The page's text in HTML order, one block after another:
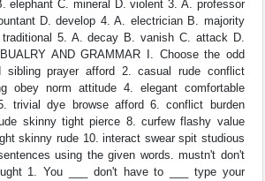
elephant C. mineral D. violent 3. A. professor
D. develop 4. A. electrician B. majority
traditional 5. A. decay B. vanish C. attack D.
AND GRAMMAR I. Choose the odd
sibling prayer afford 2. casual rude conflict
obey norm attitude 4. elegant comfortable
trivial dye browse afford 6. conflict burden
skinny tight pierce 8. curfew flashy value
skinny rude 10. interact swear spit studious
using the given words. mustn't don't
1. You ___ don't have to ___ type your